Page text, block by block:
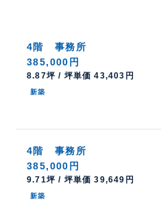
4階 事務所
385,000円
8.87坪 / 坪単価 43,403円
新築
4階 事務所
385,000円
9.71坪 / 坪単価 39,649円
新築